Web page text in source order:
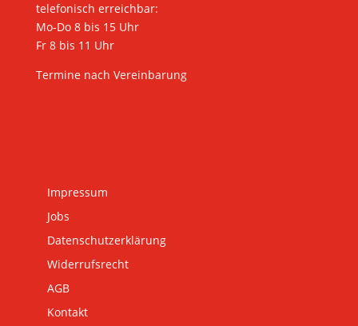
telefonisch erreichbar:
Mo-Do 8 bis 15 Uhr
Fr 8 bis 11 Uhr
Termine nach Vereinbarung
Impressum
Jobs
Datenschutzerklärung
Widerrufsrecht
AGB
Kontakt